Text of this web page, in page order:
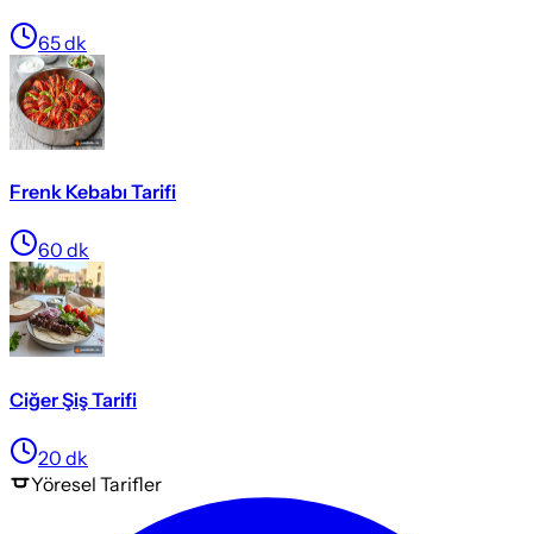
65dk
Frenk Kebabı Tarifi
60 dk
Ciğer Şiş Tarifi
20 dk
Yöresel Tarifler